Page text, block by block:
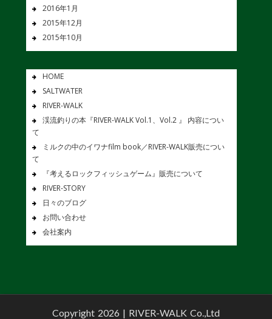
2016年1月
2015年12月
2015年10月
HOME
SALTWATER
RIVER-WALK
渓流釣りの本『RIVER-WALK Vol.1、Vol.2 』 内容につい
て
ミルクの中のイワナfilm book／RIVER-WALK販売につい
て
『考えるロックフィッシュゲーム』販売について
RIVER-STORY
日々のブログ
お問い合わせ
会社案内
Copyright 2026 | RIVER-WALK Co.,Ltd